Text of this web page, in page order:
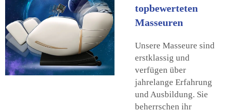
topbewerteten
Masseuren
Unsere Masseure sind
erstklassig und
verfügen über
jahrelange Erfahrung
und Ausbildung. Sie
beherrschen ihr